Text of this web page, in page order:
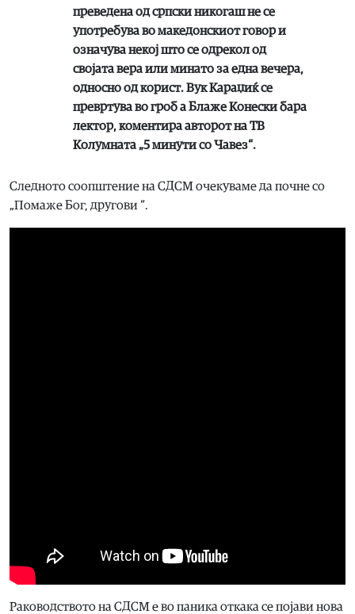
преведена од српски никогаш не се
употребува во македонскиот говор и
означува некој што се одрекол од
својата вера или минато за една вечера,
односно од корист. Вук Караџиќ се
превртува во гроб а Блаже Конески бара
лектор, коментира авторот наТВ
Колумната „5 минути со Чавез“.
Следното соопштение на СДСМ очекуваме да почне со
„Помаже Бог, другови “.
Раководството на СДСМ е во паника откака се појави нова